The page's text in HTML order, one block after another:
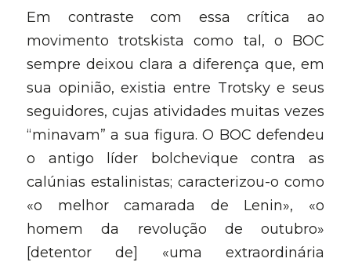
Em contraste com essa crítica ao
movimento trotskista como tal, o BOC
sempre deixou clara a diferença que, em
sua opinião, existia entre Trotsky e seus
seguidores, cujas atividades muitas vezes
“minavam” a sua figura. O BOC defendeu
o antigo líder bolchevique contra as
calúnias estalinistas; caracterizou-o como
«o melhor camarada de Lenin», «o
homem da revolução de outubro»
[detentor de] «uma extraordinária